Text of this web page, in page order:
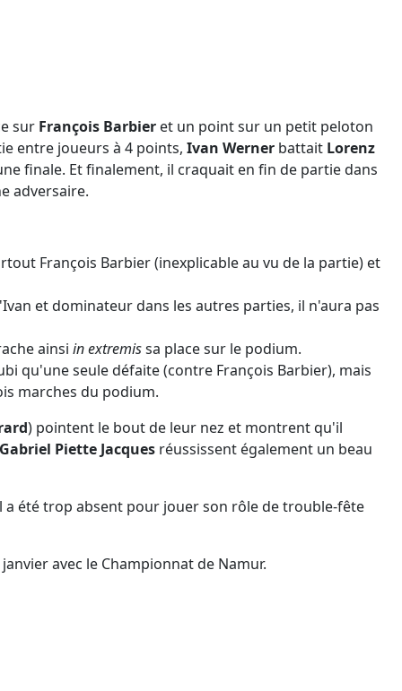
sur François Barbier et un point sur un petit peloton
entre joueurs à 4 points, Ivan Werner battait Lorenz
finale. Et finalement, il craquait en fin de partie dans
adversaire.
François Barbier (inexplicable au vu de la partie) et
et dominateur dans les autres parties, il n'aura pas
ainsi in extremissa place sur le podium.
qu'une seule défaite (contre François Barbier), mais
marches du podium.
) pointent le bout de leur nez et montrent qu'il
Gabriel Piette Jacques réussissent également un beau
été trop absent pour jouer son rôle de trouble-fête
avec le Championnat de Namur.